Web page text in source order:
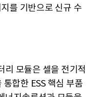
를 기반으로 신규 수
리 모듈은 셀을 전기적
합한 ESS 핵심 부품